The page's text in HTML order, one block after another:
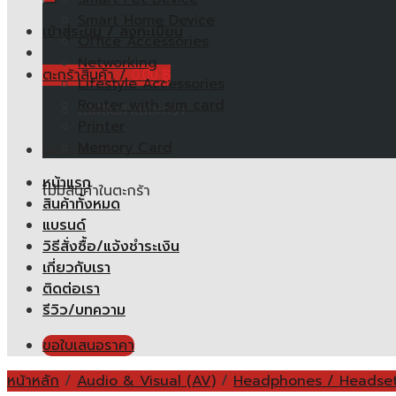
ตะกร้าสินค้า /0.00 ฿
ไม่มีสินค้าในตะกร้า
ไม่มีสินค้าในตะกร้า
Networking
Lifestyle Accessories
Router with sim card
หน้าแรก
สินค้าทั้งหมด
แบรนด์
วิธีสั่งซื้อ/แจ้งชำระเงิน
เกี่ยวกับเรา
ติดต่อเรา
รีวิว/บทความ
ขอใบเสนอราคา
หน้าหลัก / Audio & Visual (AV) / Headphones /